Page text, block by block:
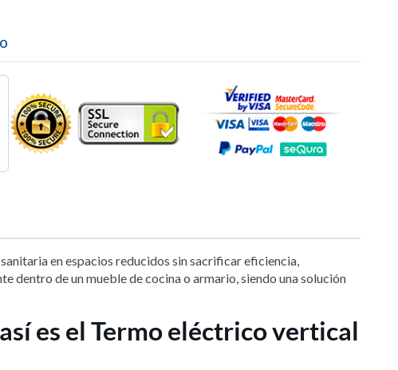
en espacios reducidos sin sacrificar eficiencia,
de un mueble de cocina o armario, siendo una solución
es el Termo eléctrico vertical